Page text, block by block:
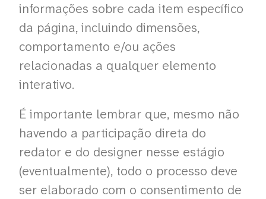
informações sobre cada item específico
da página, incluindo dimensões,
comportamento e/ou ações
relacionadas a qualquer elemento
interativo.
É importante lembrar que, mesmo não
havendo a participação direta do
redator e do designer nesse estágio
(eventualmente), todo o processo deve
ser elaborado com o consentimento de